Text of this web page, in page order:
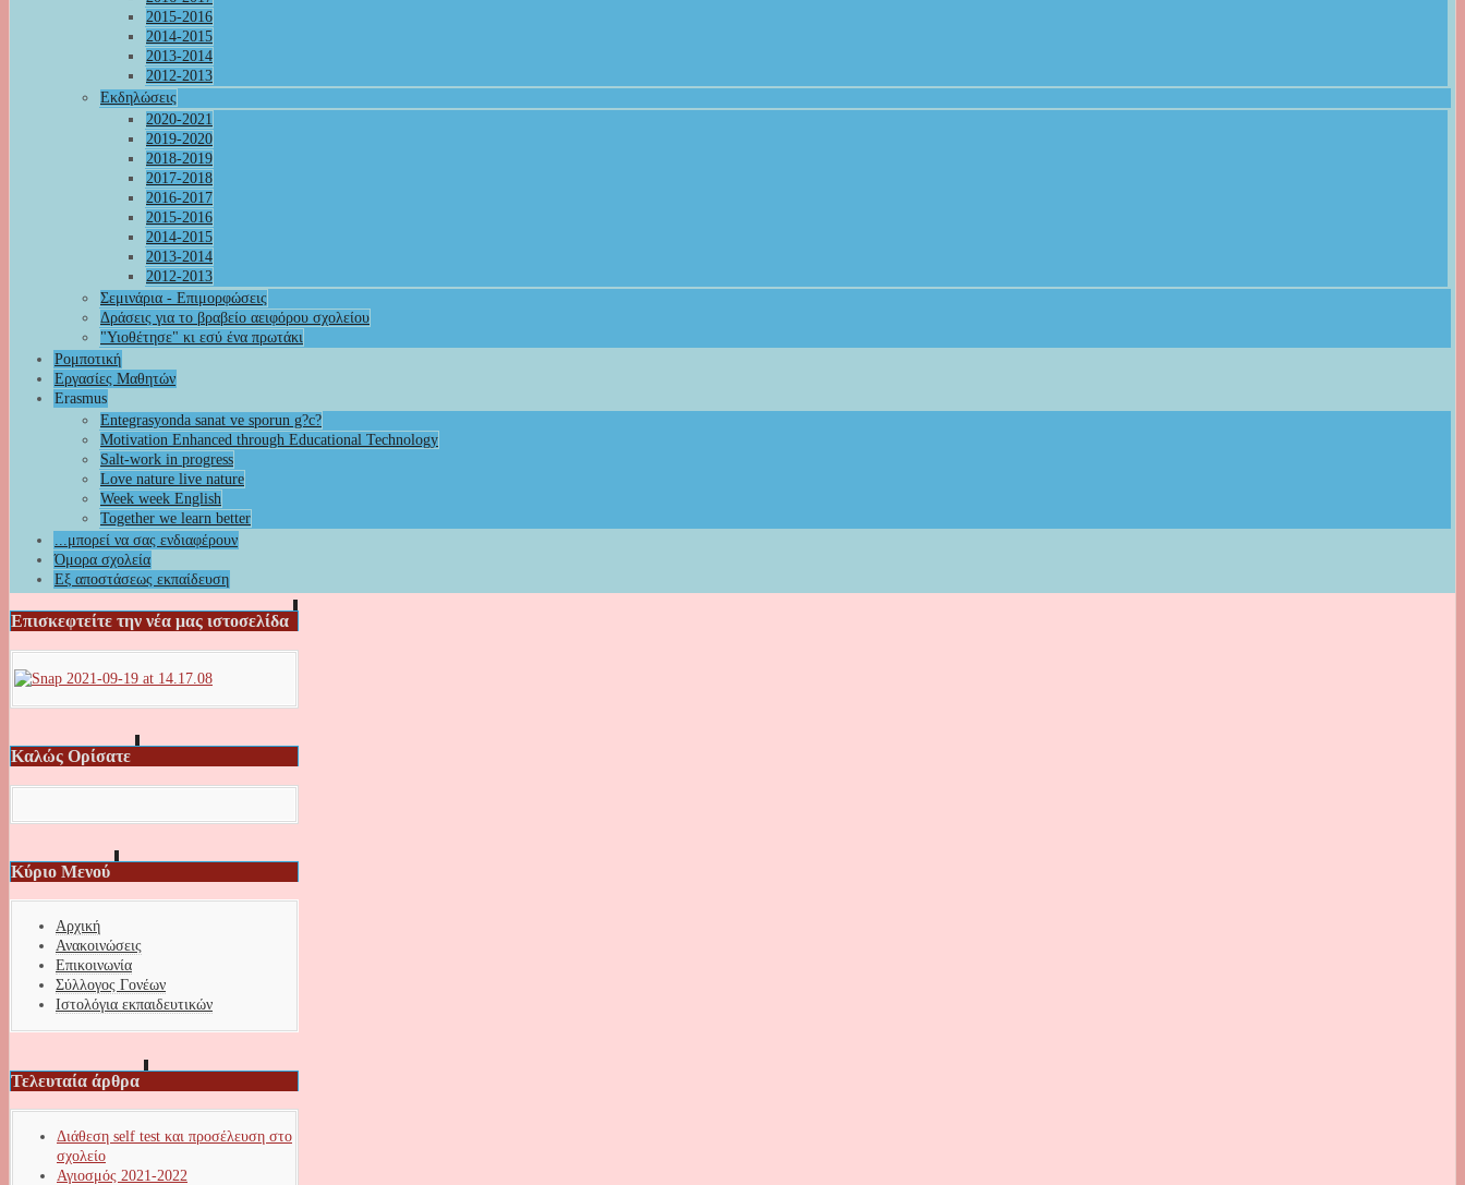
2015-2016
2014-2015
2013-2014
2012-2013
Εκδηλώσεις
2020-2021
2019-2020
2018-2019
2017-2018
2016-2017
2015-2016
2014-2015
2013-2014
2012-2013
Σεμινάρια - Επιμορφώσεις
Δράσεις για το βραβείο αειφόρου σχολείου
"Υιοθέτησε" κι εσύ ένα πρωτάκι
Ρομποτική
Εργασίες Μαθητών
Erasmus
Entegrasyonda sanat ve sporun g?c?
Motivation Enhanced through Educational Technology
Salt-work in progress
Love nature live nature
Week week English
Together we learn better
...μπορεί να σας ενδιαφέρουν
Όμορα σχολεία
Εξ αποστάσεως εκπαίδευση
Επισκεφτείτε την νέα μας ιστοσελίδα
Καλώς Ορίσατε
Κύριο Μενού
Αρχική
Ανακοινώσεις
Επικοινωνία
Σύλλογος Γονέων
Ιστολόγια εκπαιδευτικών
Τελευταία άρθρα
Διάθεση self test και προσέλευση στο
σχολείο
Αγιοσμός 2021-2022